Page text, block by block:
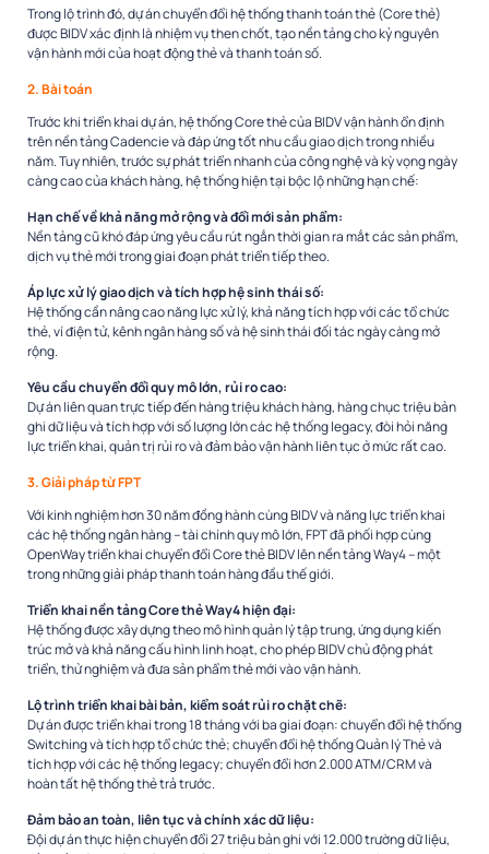
Trong lộ trình đó, dự án chuyển đổi hệ thống thanh toán thẻ (Core thẻ)
được BIDV xác định là nhiệm vụ then chốt, tạo nền tảng cho kỷ nguyên
vận hành mới của hoạt động thẻ và thanh toán số.
2. Bài toán
Trước khi triển khai dự án, hệ thống Core thẻ của BIDV vận hành ổn định
trên nền tảng Cadencie và đáp ứng tốt nhu cầu giao dịch trong nhiều
năm. Tuy nhiên, trước sự phát triển nhanh của công nghệ và kỳ vọng ngày
càng cao của khách hàng, hệ thống hiện tại bộc lộ những hạn chế:
Hạn chế về khả năng mở rộng và đổi mới sản phẩm:
Nền tảng cũ khó đáp ứng yêu cầu rút ngắn thời gian ra mắt các sản phẩm,
dịch vụ thẻ mới trong giai đoạn phát triển tiếp theo.
Áp lực xử lý giao dịch và tích hợp hệ sinh thái số:
Hệ thống cần nâng cao năng lực xử lý, khả năng tích hợp với các tổ chức
thẻ, ví điện tử, kênh ngân hàng số và hệ sinh thái đối tác ngày càng mở
rộng.
Yêu cầu chuyển đổi quy mô lớn, rủi ro cao:
Dự án liên quan trực tiếp đến hàng triệu khách hàng, hàng chục triệu bản
ghi dữ liệu và tích hợp với số lượng lớn các hệ thống legacy, đòi hỏi năng
lực triển khai, quản trị rủi ro và đảm bảo vận hành liên tục ở mức rất cao.
3. Giải pháp từ FPT
Với kinh nghiệm hơn 30 năm đồng hành cùng BIDV và năng lực triển khai
các hệ thống ngân hàng – tài chính quy mô lớn, FPT đã phối hợp cùng
OpenWay triển khai chuyển đổi Core thẻ BIDV lên nền tảng Way4 – một
trong những giải pháp thanh toán hàng đầu thế giới.
Triển khai nền tảng Core thẻ Way4 hiện đại:
Hệ thống được xây dựng theo mô hình quản lý tập trung, ứng dụng kiến
trúc mở và khả năng cấu hình linh hoạt, cho phép BIDV chủ động phát
triển, thử nghiệm và đưa sản phẩm thẻ mới vào vận hành.
Lộ trình triển khai bài bản, kiểm soát rủi ro chặt chẽ:
Dự án được triển khai trong 18 tháng với ba giai đoạn: chuyển đổi hệ thống
Switching và tích hợp tổ chức thẻ; chuyển đổi hệ thống Quản lý Thẻ và
tích hợp với các hệ thống legacy; chuyển đổi hơn 2.000 ATM/CRM và
hoàn tất hệ thống thẻ trả trước.
Đảm bảo an toàn, liên tục và chính xác dữ liệu:
Đội dự án thực hiện chuyển đổi 27 triệu bản ghi với 12.000 trường dữ liệu,